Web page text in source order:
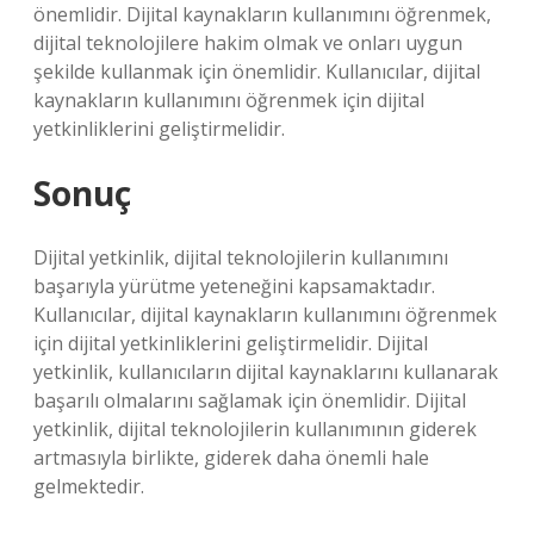
önemlidir. Dijital kaynakların kullanımını öğrenmek,
dijital teknolojilere hakim olmak ve onları uygun
şekilde kullanmak için önemlidir. Kullanıcılar, dijital
kaynakların kullanımını öğrenmek için dijital
yetkinliklerini geliştirmelidir.
Sonuç
Dijital yetkinlik, dijital teknolojilerin kullanımını
başarıyla yürütme yeteneğini kapsamaktadır.
Kullanıcılar, dijital kaynakların kullanımını öğrenmek
için dijital yetkinliklerini geliştirmelidir. Dijital
yetkinlik, kullanıcıların dijital kaynaklarını kullanarak
başarılı olmalarını sağlamak için önemlidir. Dijital
yetkinlik, dijital teknolojilerin kullanımının giderek
artmasıyla birlikte, giderek daha önemli hale
gelmektedir.